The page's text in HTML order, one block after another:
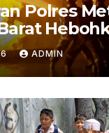
Polres
ADMIN